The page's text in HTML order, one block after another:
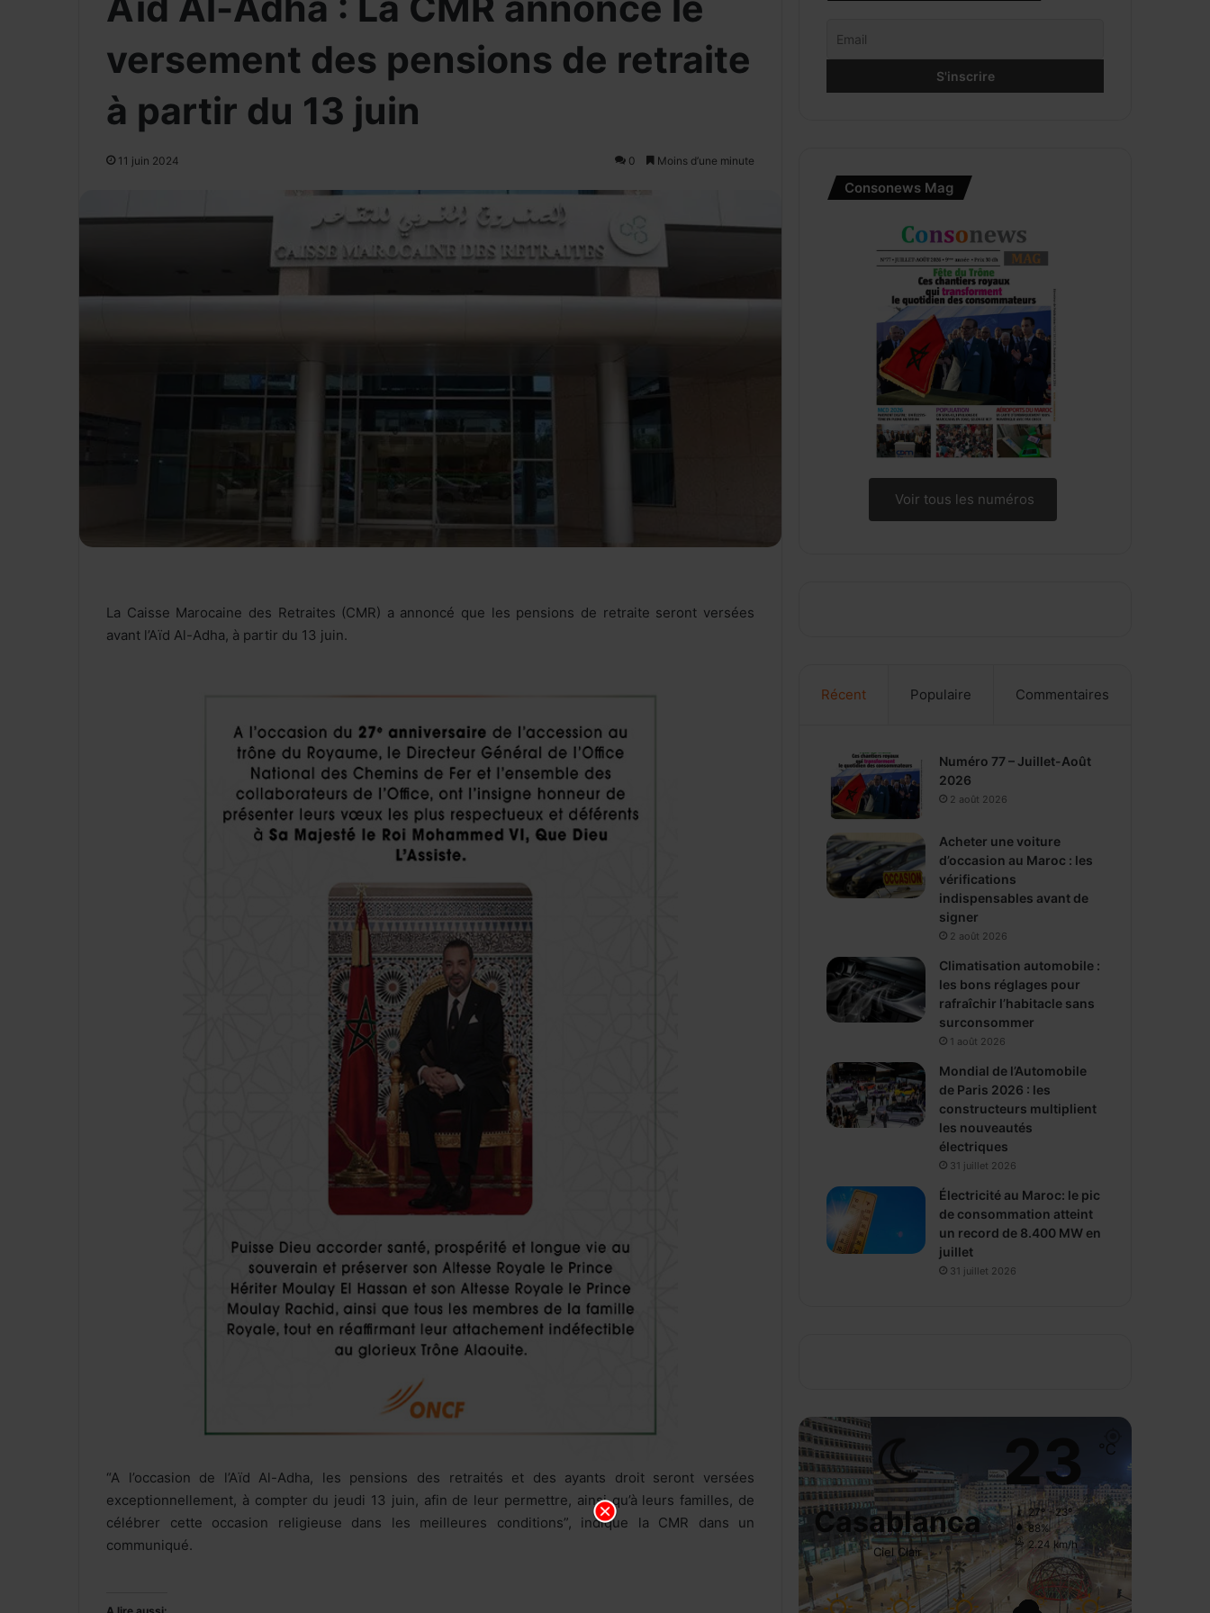
versement des pensions de retraite
à partir du 13 juin
11 juin 2024 0 Moins d’une minute
La Caisse Marocaine des Retraites (CMR) a annoncé que les pensions de retraite seront versées
avant l’Aïd Al-Adha, à partir du 13 juin.
“A l’occasion de l’Aïd Al-Adha, les pensions des retraités et des ayants droit seront versées
exceptionnellement, à compter du jeudi 13 juin, afin de leur permettre, ainsi qu’à leurs familles, de
célébrer cette occasion religieuse dans les meilleures conditions”, indique la CMR dans un
communiqué.
Consonews Mag
Voir tous les numéros
Récent Populaire Commentaires
Numéro 77 – Juillet-Août
2026
2 août 2026
Acheter une voiture
d’occasion au Maroc : les
vérifications
indispensables avant de
signer
2 août 2026
Climatisation automobile :
les bons réglages pour
rafraîchir l’habitacle sans
surconsommer
1 août 2026
Mondial de l’Automobile
de Paris 2026 : les
constructeurs multiplient
les nouveautés
électriques
31 juillet 2026
Électricité au Maroc: le pic
de consommation atteint
un record de 8.400 MW en
juillet
31 juillet 2026
Casablanca
Ciel Clair
23 ℃
27º - 23º
88%
2.24 km/h